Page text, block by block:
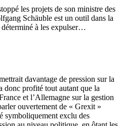
les projets de son ministre des
Schäuble est un outil dans la
déterminé à les expulser…
davantage de pression sur la
donc profité tout autant que la
et l’Allemagne sur la gestion
ouvertement de « Grexit »
symboliquement exclu des